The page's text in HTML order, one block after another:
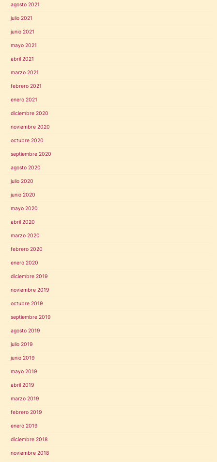
agosto 2021
julio 2021
junio 2021
mayo 2021
abril 2021
marzo 2021
febrero 2021
enero 2021
diciembre 2020
noviembre 2020
octubre 2020
septiembre 2020
agosto 2020
julio 2020
junio 2020
mayo 2020
abril 2020
marzo 2020
febrero 2020
enero 2020
diciembre 2019
noviembre 2019
octubre 2019
septiembre 2019
agosto 2019
julio 2019
junio 2019
mayo 2019
abril 2019
marzo 2019
febrero 2019
enero 2019
diciembre 2018
noviembre 2018